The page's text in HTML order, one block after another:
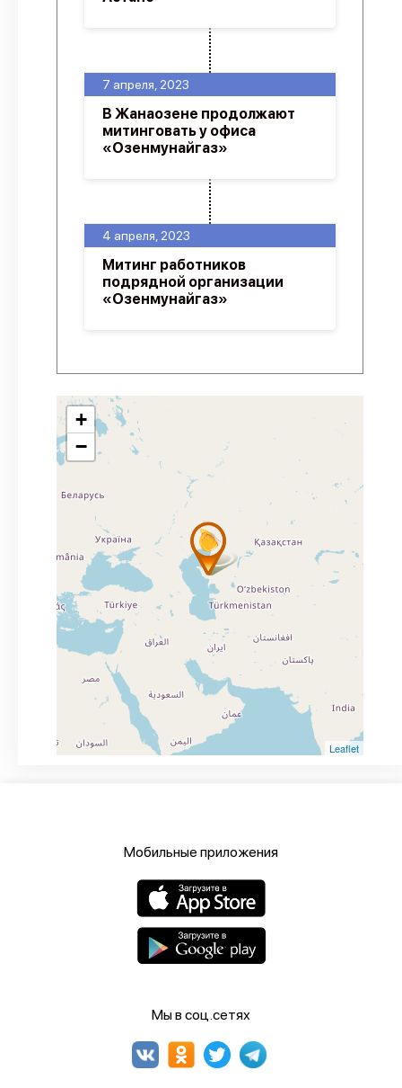
4 апреля, 2023
Митинг работников
подрядной организации
«Озенмунайгаз»
7 апреля, 2023
В Жанаозене продолжают
митинговать у офиса
«Озенмунайгаз»
+
−
Leaflet
Мобильные приложения
Мы в соц.сетях